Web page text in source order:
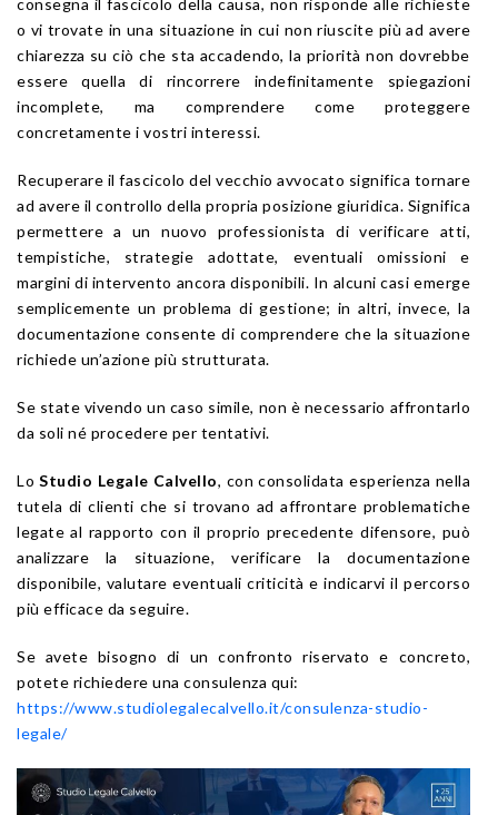
consegna il fascicolo della causa, non risponde alle richieste
o vi trovate in una situazione in cui non riuscite più ad avere
chiarezza su ciò che sta accadendo, la priorità non dovrebbe
essere quella di rincorrere indefinitamente spiegazioni
incomplete, ma comprendere come proteggere
concretamente i vostri interessi.
Recuperare il fascicolo del vecchio avvocato significa tornare
ad avere il controllo della propria posizione giuridica. Significa
permettere a un nuovo professionista di verificare atti,
tempistiche, strategie adottate, eventuali omissioni e
margini di intervento ancora disponibili. In alcuni casi emerge
semplicemente un problema di gestione; in altri, invece, la
documentazione consente di comprendere che la situazione
richiede un’azione più strutturata.
Se state vivendo un caso simile, non è necessario affrontarlo
da soli né procedere per tentativi.
LoStudio Legale Calvello, con consolidata esperienza nella
tutela di clienti che si trovano ad affrontare problematiche
legate al rapporto con il proprio precedente difensore, può
analizzare la situazione, verificare la documentazione
disponibile, valutare eventuali criticità e indicarvi il percorso
più efficace da seguire.
Se avete bisogno di un confronto riservato e concreto,
potete richiedere una consulenza qui:
https://www.studiolegalecalvello.it/consulenza-studio-
legale/